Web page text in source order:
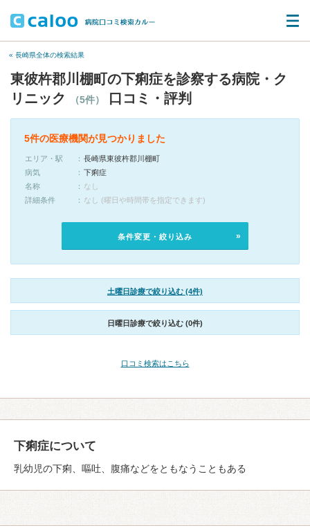
« 長崎県全体の検索結果
東彼杵郡川棚町の下痢症を診察する病院・ク
リニック
（5件） 口コミ・評判
5件の医療機関が見つかりました
エリア・駅
長崎県東彼杵郡川棚町
病気
下痢症
名称
なし
詳細条件
なし (曜日や時間帯を指定できます)
条件変更・絞り込み
土曜日診療で絞り込む (4件)
日曜日診療で絞り込む (0件)
口コミ検索はこちら
下痢症について
乳幼児の下痢、嘔吐、腹痛などをともなうこともある